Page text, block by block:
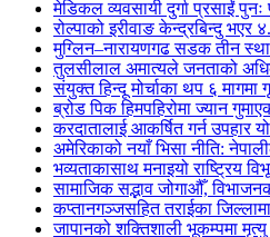
मेडिकल व्यवसायी दुर्गा प्रसाईं
रोल्पाको इरीवाङ केन्द्रबिन्दु भएर
मुग्लिन–नारायणगढ सडक तीन
तुलसीलाल अमात्यले जनताको
संयुक्त हिन्दू मोर्चाका थप ६ मागमा
ब्रोड पिक हिमपहिरोमा ज्यान
करदातालाई आकर्षित गर्न उपहार
अमेरिकाको नयाँ भिसा नीति:
भव्यताकासाथ मनाइयो राष्ट्रिय
सामाजिक सद्भाव जोगाऔँ,
कप्तानगञ्जसहित तराईका
जापानको शक्तिशाली भूकम्पमा मृत्यु